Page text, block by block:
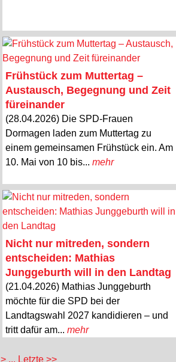
Frühstück zum Muttertag –
Austausch, Begegnung und Zeit
füreinander
(28.04.2026) Die SPD-Frauen
Dormagen laden zum Muttertag zu
einem gemeinsamen Frühstück ein. Am
10. Mai von 10 bis... mehr
Nicht nur mitreden, sondern
entscheiden: Mathias
Junggeburth will in den Landtag
(21.04.2026) Mathias Junggeburth
möchte für die SPD bei der
Landtagswahl 2027 kandidieren – und
tritt dafür am... mehr
> ... Letzte >>